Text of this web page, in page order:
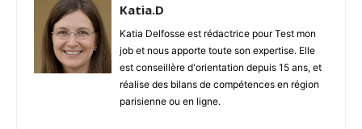
Katia.D
Katia Delfosse est rédactrice pour Test mon
job et nous apporte toute son expertise. Elle
est conseillère d'orientation depuis 15 ans, et
réalise des bilans de compétences en région
parisienne ou en ligne.